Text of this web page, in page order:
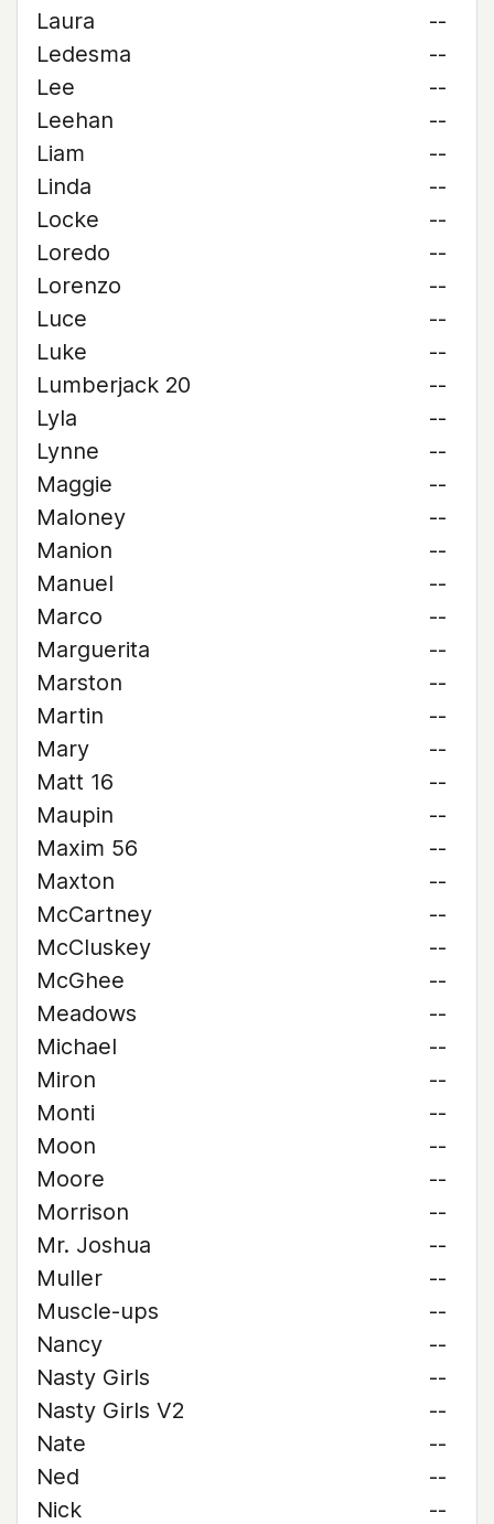
Laura
--
Ledesma
--
Lee
--
Leehan
--
Liam
--
Linda
--
Locke
--
Loredo
--
Lorenzo
--
Luce
--
Luke
--
Lumberjack 20
--
Lyla
--
Lynne
--
Maggie
--
Maloney
--
Manion
--
Manuel
--
Marco
--
Marguerita
--
Marston
--
Martin
--
Mary
--
Matt 16
--
Maupin
--
Maxim 56
--
Maxton
--
McCartney
--
McCluskey
--
McGhee
--
Meadows
--
Michael
--
Miron
--
Monti
--
Moon
--
Moore
--
Morrison
--
Mr. Joshua
--
Muller
--
Muscle-ups
--
Nancy
--
Nasty Girls
--
Nasty Girls V2
--
Nate
--
Ned
--
Nick
--